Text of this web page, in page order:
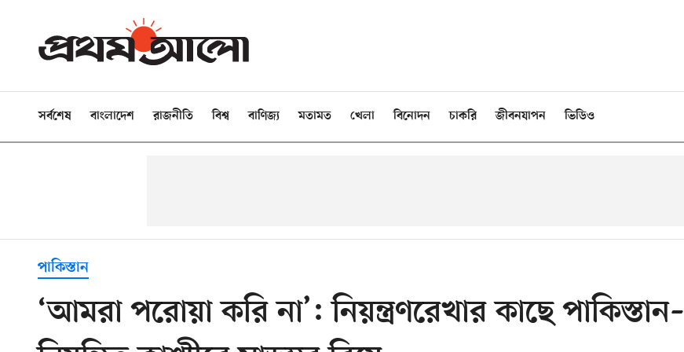
সর্বশেষ বাংলাদেশ রাজনীতি বিশ্ব বাণিজ্য মতামত খেলা বিনোদন চাকরি জীবনযাপন ভিডিও
পাকিস্তান
‘আমরা পরোয়া করি না’: নিয়ন্ত্রণরেখার কাছে পাকিস্তান–